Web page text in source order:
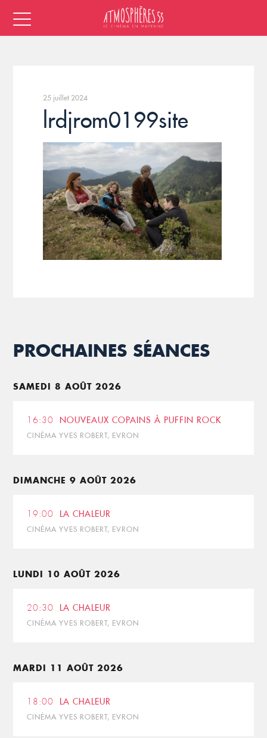
25 juillet 2024
lrdjrom0199site
PROCHAINES SÉANCES
SAMEDI 8 AOÛT 2026
16:30 NOUVEAUX COPAINS À PUFFIN ROCK
CINÉMA YVES ROBERT, EVRON
DIMANCHE 9 AOÛT 2026
19:00 LA CHALEUR
CINÉMA YVES ROBERT, EVRON
LUNDI 10 AOÛT 2026
20:30 LA CHALEUR
CINÉMA YVES ROBERT, EVRON
MARDI 11 AOÛT 2026
18:00 LA CHALEUR
CINÉMA YVES ROBERT, EVRON